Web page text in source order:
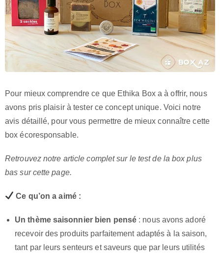
Pour mieux comprendre ce que Ethika Box a à offrir, nous
avons pris plaisir à tester ce concept unique. Voici notre
avis détaillé, pour vous permettre de mieux connaître cette
box écoresponsable.
Retrouvez notre article complet sur le test de la box plus
bas sur cette page.
Ce qu’on a aimé :
Un thème saisonnier bien pensé : nous avons adoré
recevoir des produits parfaitement adaptés à la saison,
tant par leurs senteurs et saveurs que par leurs utilités